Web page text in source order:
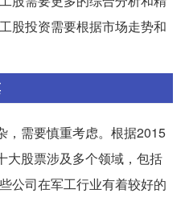
股投资需要根据市场走势和
，需要慎重考虑。根据2015
大股票涉及多个领域，包括
公司在军工行业有着较好的